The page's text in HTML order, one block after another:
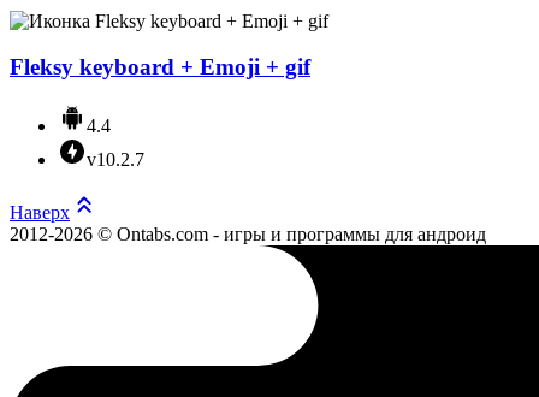
Fleksy keyboard + Emoji + gif
4.4
v10.2.7
Наверх
2012-2026 © Ontabs.com - игры и программы для андроид